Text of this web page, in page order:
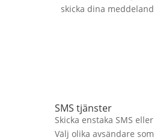
skicka dina
SMS tjänster
Skicka enstaka SMS
Välj olika avsändare